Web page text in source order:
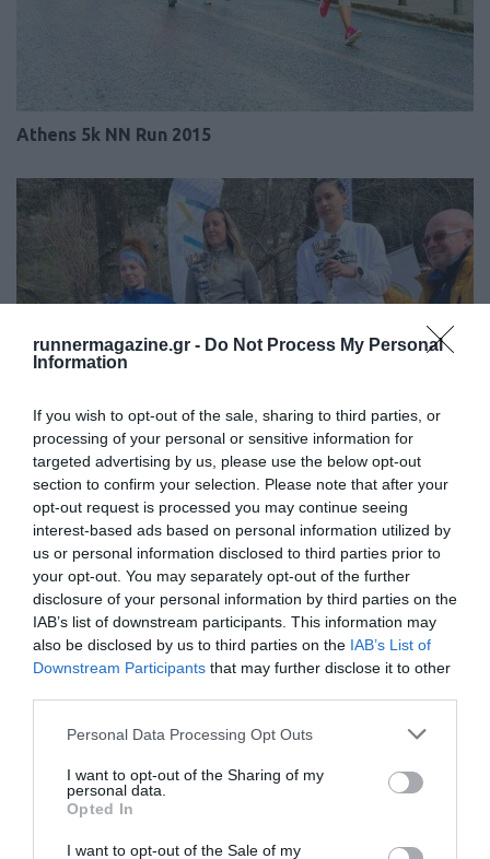
runnermagazine.gr - Do Not Process My Personal
Information
If you wish to opt-out of the sale, sharing to third parties, or
processing of your personal or sensitive information for
targeted advertising by us, please use the below opt-out
section to confirm your selection. Please note that after your
opt-out request is processed you may continue seeing
interest-based ads based on personal information utilized by
us or personal information disclosed to third parties prior to
your opt-out. You may separately opt-out of the further
disclosure of your personal information by third parties on the
IAB’s list of downstream participants. This information may
also be disclosed by us to third parties on the IAB’s List of
Downstream Participants that may further disclose it to other
Personal Data Processing Opt Outs
I want to opt-out of the Sharing of my
personal data.
Opted In
I want to opt-out of the Sale of my
Athens 5k NN Run 2015
Λέβαδος Mountain Trail 22
Δείτε τα αποτελέσματα του αγώνα